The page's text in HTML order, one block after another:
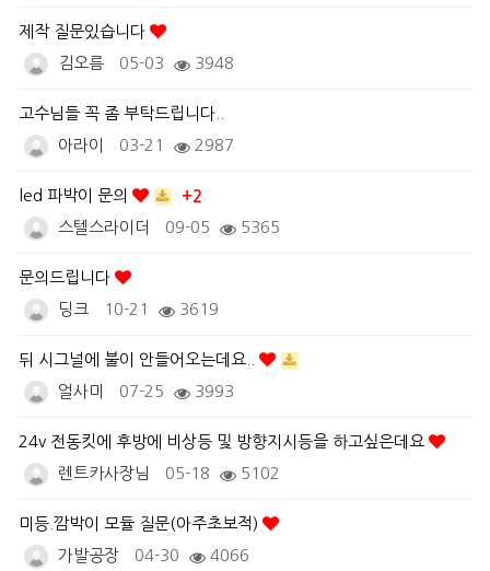
제작 질문있습니다
김오름
05-03 3948
고수님들 꼭 좀 부탁드립니다..
아라이
03-21 2987
led 파박이 문의
+2
스텔스라이더
09-05 5365
문의드립니다
딩크
10-21 3619
뒤 시그널에 불이 안들어오는데요..
얼사미
07-25 3993
24v 전동킷에 후방에 비상등 및 방향지시등을 하고싶은데요
렌트카사장님
05-18 5102
미등.깜박이 모듈 질문(아주초보적)
가발공장
04-30 4066